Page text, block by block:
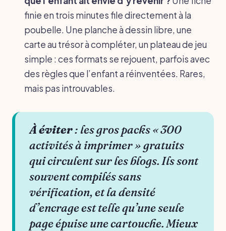
finie en trois minutes file directement à la
poubelle. Une planche à dessin libre, une
carte au trésor à compléter, un plateau de jeu
simple : ces formats se rejouent, parfois avec
des règles que l’enfant a réinventées. Rares,
mais pas introuvables.
À éviter: les gros packs « 300
activités à imprimer » gratuits
qui circulent sur les blogs. Ils sont
souvent compilés sans
vérification, et la densité
d’encrage est telle qu’une seule
page épuise une cartouche. Mieux